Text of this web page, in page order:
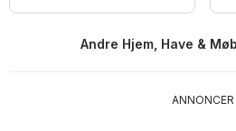
Andre Hjem, Have &
ANNONCER